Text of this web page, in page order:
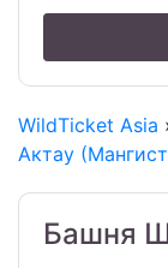
WildTicket Asia
Актау
Башня